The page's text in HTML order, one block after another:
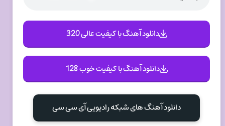
دانلود آهنگ با کیفیت عالی 320
دانلود آهنگ با کیفیت خوب 128
دانلود آهنگ های شبکه رادیویی آی سی سی